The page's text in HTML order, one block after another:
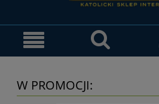
W PROMOCJI: